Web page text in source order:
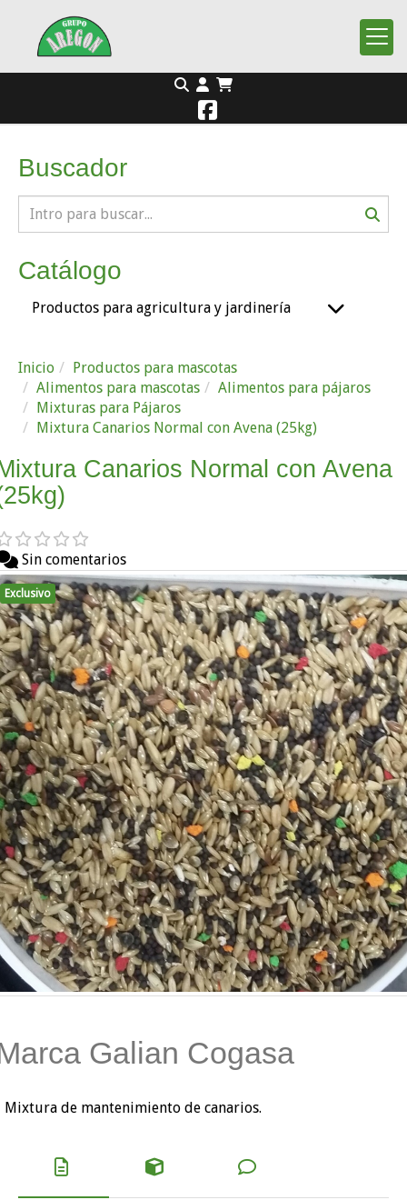
Buscador
Catálogo
Productos para agricultura y jardinería
Inicio
Productos para mascotas
Alimentos para mascotas
Alimentos para pájaros
Mixturas para Pájaros
Mixtura Canarios Normal con Avena (25kg)
Canarios Normal con Avena
Sin comentarios
Exclusivo
Galian Cogasa
Mixtura de mantenimiento de canarios.